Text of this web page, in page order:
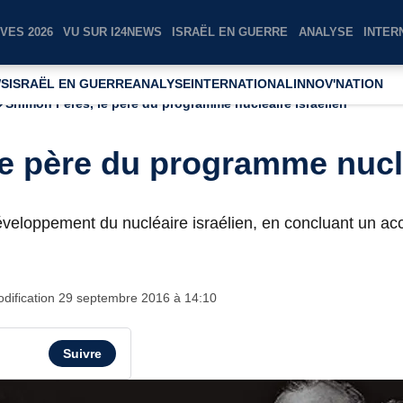
2026 VU SUR I24NEWS ISRAËL EN GUERRE ANALYSE
ISRAËL EN GUERREANALYSEINTERNATIONALINNOV'NATION
Shimon Peres, le père du programme nucléaire israélien
père du programme
du nucléaire israélien, en concluant un
29 septembre 2016 à 14:10
Suivre